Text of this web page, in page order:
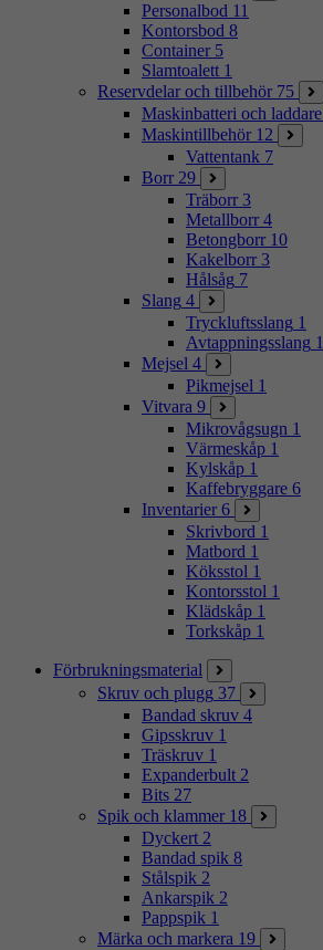
Personalbod 11
Kontorsbod 8
Container 5
Slamtoalett 1
Reservdelar och tillbehör 75
Maskinbatteri och laddare
Maskintillbehör 12
Vattentank 7
Borr 29
Träborr 3
Metallborr 4
Betongborr 10
Kakelborr 3
Hålsåg 7
Slang 4
Tryckluftsslang 1
Avtappningsslang 1
Mejsel 4
Pikmejsel 1
Vitvara 9
Mikrovågsugn 1
Värmeskåp 1
Kylskåp 1
Kaffebryggare 6
Inventarier 6
Skrivbord 1
Matbord 1
Köksstol 1
Kontorsstol 1
Klädskåp 1
Torkskåp 1
Förbrukningsmaterial
Skruv och plugg 37
Bandad skruv 4
Gipsskruv 1
Träskruv 1
Expanderbult 2
Bits 27
Spik och klammer 18
Dyckert 2
Bandad spik 8
Stålspik 2
Ankarspik 2
Pappspik 1
Märka och markera 19